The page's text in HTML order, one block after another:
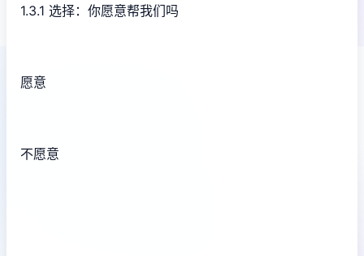
1.3.1 选择：你愿意帮我们吗
愿意
不愿意